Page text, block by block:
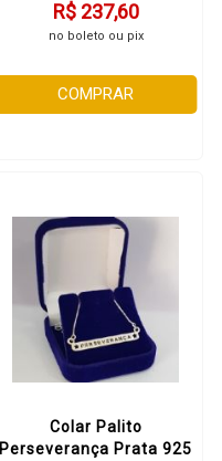
R$ 237,60
no boleto ou pix
COMPRAR
Colar Palito
Perseverança Prata 925